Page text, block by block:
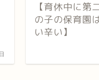
【育休中に第
の子の保育園
い辛い】